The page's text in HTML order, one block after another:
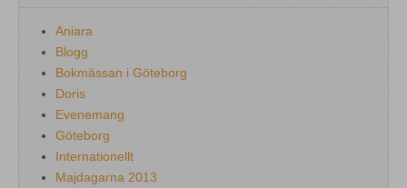
Aniara
Blogg
Bokmässan i Göteborg
Doris
Evenemang
Göteborg
Internationellt
Majdagarna 2013